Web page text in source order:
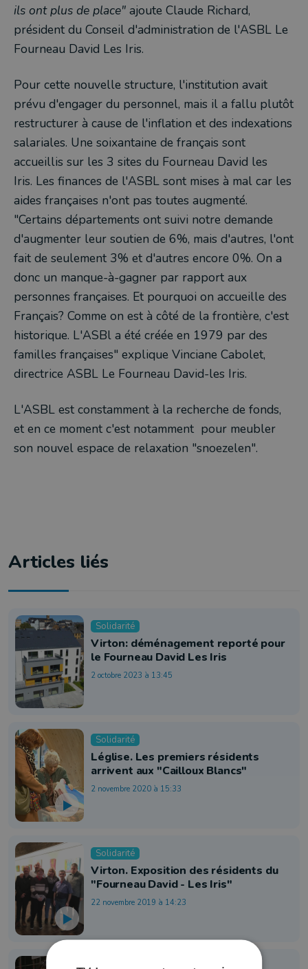
ils ont plus de place" ajoute Claude Richard,
président du Conseil d'administration de l'ASBL Le
Fourneau David Les Iris.
Pour cette nouvelle structure, l'institution avait
prévu d'engager du personnel, mais il a fallu plutôt
restructurer à cause de l'inflation et des indexations
salariales. Une soixantaine de français sont
accueillis sur les 3 sites du Fourneau David les
Iris. Les finances de l'ASBL sont mises à mal car les
aides françaises n'ont pas toutes augmenté.
"Certains départements ont suivi notre demande
d'augmenter leur soutien de 6%, mais d'autres, l'ont
fait de seulement 3% et d'autres encore 0%. On a
donc un manque-à-gagner par rapport aux
personnes françaises. Et pourquoi on accueille des
Français? Comme on est à côté de la frontière, c'est
historique. L'ASBl a été créée en 1979 par des
familles françaises" explique Vinciane Cabolet,
directrice ASBL Le Fourneau David-les Iris.
L'ASBL est constamment à la recherche de fonds,
et en ce moment c'est notamment pour meubler
son nouvel espace de relaxation "snoezelen".
Articles liés
Solidarité
Virton: déménagement reporté pour
le Fourneau David Les Iris
2 octobre 2023 à 13:45
Solidarité
Léglise. Les premiers résidents
arrivent aux "Cailloux Blancs"
2 novembre 2020 à 15:33
Solidarité
Virton. Exposition des résidents du
"Fourneau David - Les Iris"
22 novembre 2019 à 14:23